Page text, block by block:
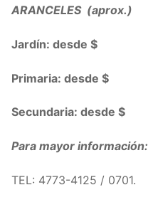
ARANCELES (aprox.)
Jardín: desde $
Primaria: desde $
Secundaria: desde $
Para mayor información:
TEL: 4773-4125 / 0701.